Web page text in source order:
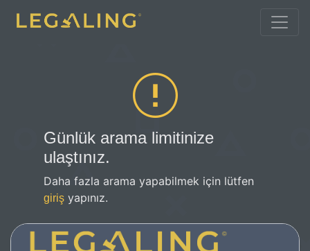
Günlük arama limitinize
ulaştınız.
Daha fazla arama yapabilmek için lütfen
giriş yapınız.